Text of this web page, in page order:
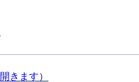
きます）